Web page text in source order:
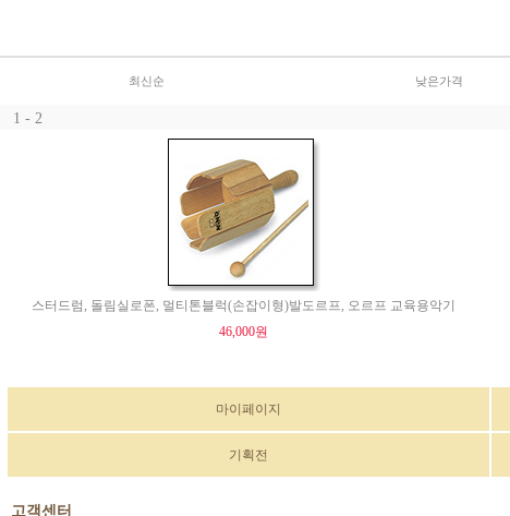
최신순 낮은가격
1 - 2
스터드럼, 돌림실로폰, 멀티톤블럭(손잡이형)발도르프, 오르프 교육용악기
46,000원
마이페이지
기획전
고객센터